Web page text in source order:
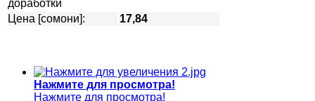
доработки
Цена [сомони]:
17,84
Нажмите для просмотра!
Нажмите для просмотра!